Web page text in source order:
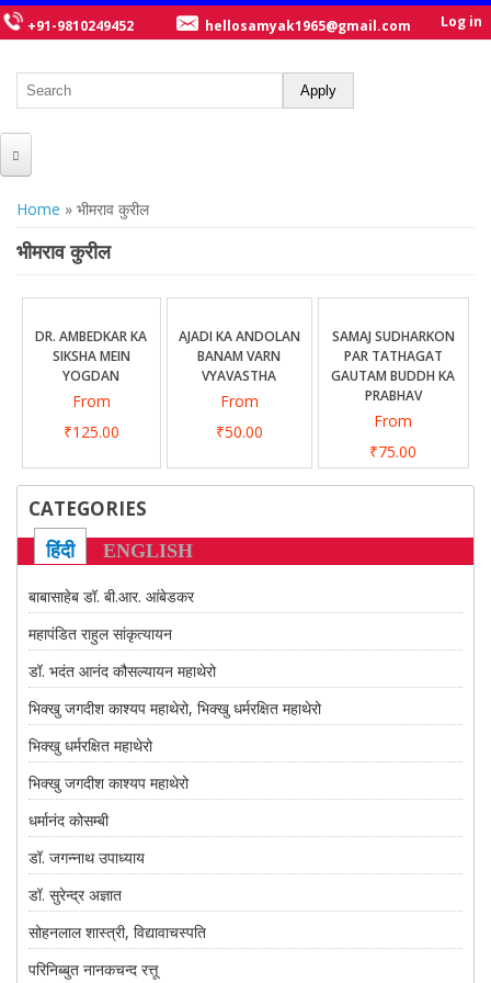
+91-9810249452 hellosamyak1965@gmail.com Log in
ABOUT US
POSTERS
OUR WRITERS
CONTACT US
You are here
Home » भीमराव कुरील
भीमराव कुरील
DR. AMBEDKAR KA
SIKSHA MEIN
YOGDAN
From
₹125.00
AJADI KA ANDOLAN
BANAM VARN
VYAVASTHA
From
₹50.00
SAMAJ SUDHARKON
PAR TATHAGAT
GAUTAM BUDDH KA
PRABHAV
From
₹75.00
CATEGORIES
हिंदी ENGLISH
बाबासाहेब डॉ. बी.आर. आंबेडकर
महापंडित राहुल सांकृत्यायन
डॉ. भदंत आनंद कौसल्यायन महाथेरो
भिक्खु जगदीश काश्यप महाथेरो, भिक्खु धर्मरक्षित महाथेरो
भिक्खु धर्मरक्षित महाथेरो
भिक्खु जगदीश काश्यप महाथेरो
धर्मानंद कोसम्बी
डॉ. जगन्नाथ उपाध्याय
डॉ. सुरेन्द्र अज्ञात
सोहनलाल शास्त्री, विद्यावाचस्पति
परिनिब्बुत नानकचन्द रत्तू